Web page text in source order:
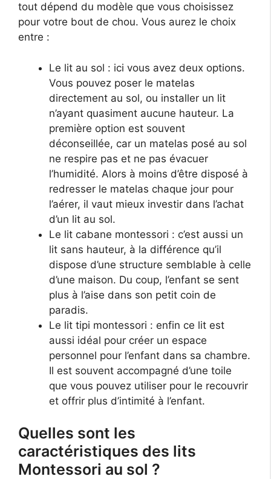
tout dépend du modèle que vous choisissez
pour votre bout de chou. Vous aurez le choix
entre :
Le lit au sol : ici vous avez deux options.
Vous pouvez poser le matelas
directement au sol, ou installer un lit
n’ayant quasiment aucune hauteur. La
première option est souvent
déconseillée, car un matelas posé au sol
ne respire pas et ne pas évacuer
l’humidité. Alors à moins d’être disposé à
redresser le matelas chaque jour pour
l’aérer, il vaut mieux investir dans l’achat
d’un lit au sol.
Le lit cabane montessori : c’est aussi un
lit sans hauteur, à la différence qu’il
dispose d’une structure semblable à celle
d’une maison. Du coup, l’enfant se sent
plus à l’aise dans son petit coin de
paradis.
Le lit tipi montessori : enfin ce lit est
aussi idéal pour créer un espace
personnel pour l’enfant dans sa chambre.
Il est souvent accompagné d’une toile
que vous pouvez utiliser pour le recouvrir
et offrir plus d’intimité à l’enfant.
Quelles sont les
caractéristiques des lits
Montessori au sol ?